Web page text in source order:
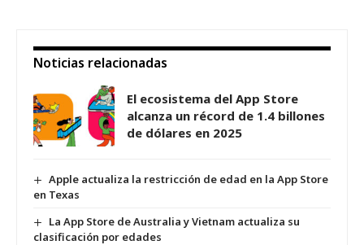
Noticias relacionadas
El ecosistema del App Store
alcanza un récord de 1.4 billones
de dólares en 2025
Apple actualiza la restricción de edad en la App Store
en Texas
La App Store de Australia y Vietnam actualiza su
clasificación por edades